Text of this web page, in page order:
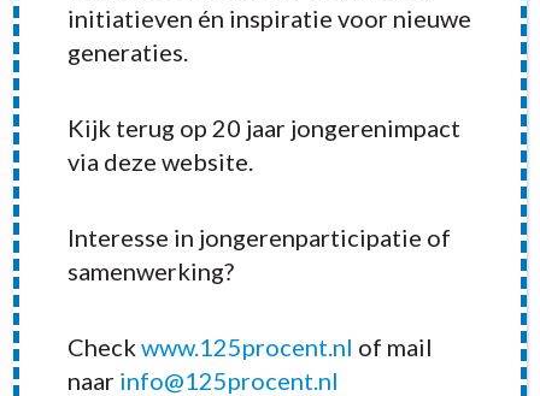
RECENT POSTS
initiatieven én inspiratie voor nieuwe
generaties.
Kijk terug op 20 jaar jongerenimpact
via deze website.
Interesse in jongerenparticipatie of
samenwerking?
Checkwww.125procent.nl of mail
naar info@125procent.nl